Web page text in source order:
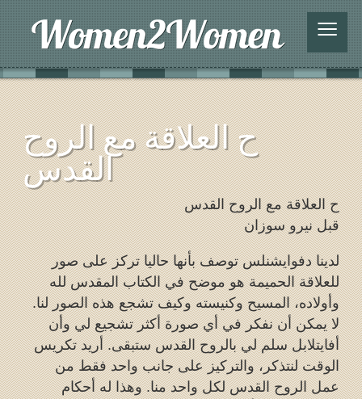
≡
ح العلاقة مع الروح
القدس
ح العلاقة مع الروح القدس
قبل نيرو سوزان
لدينا دفوايشنلس توصف بأنها حاليا تركز على صور
للعلاقة الحميمة هو موضح في الكتاب المقدس لله
وأولاده، المسيح وكنيسته وكيف تشجع هذه الصور لنا.
لا يمكن أن نفكر في أي صورة أكثر تشجيع لي وأن
أفايتلابل سلم لي بالروح القدس ستبقى. أريد تكريس
الوقت لنتذكر، والتركيز على جانب واحد فقط من
عمل الروح القدس لكل واحد منا. وهذا له أحكام